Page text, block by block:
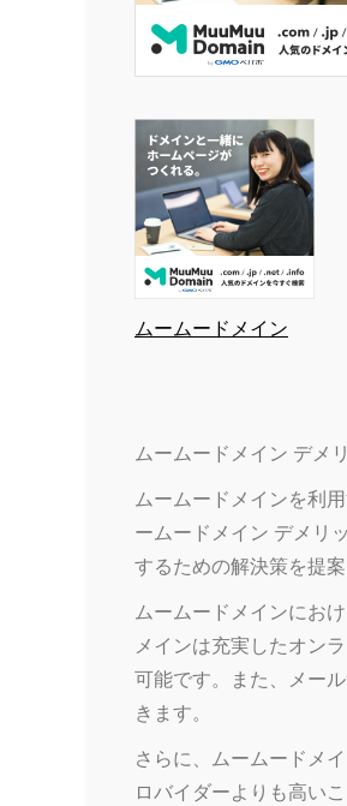
ムームードメイン
ムームードメイン デメ
ムームードメインを利
ームードメイン デメリ
するための解決策を提案
ムームードメインにお
メインは充実したオン
可能です。また、メー
きます。
さらに、ムームードメ
ロバイダーよりも高い